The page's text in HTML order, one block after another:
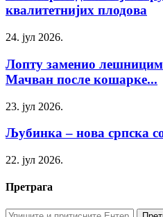
квалитетнијих плодова
24. јул 2026.
Лопту заменио
Мачван после кошарке...
23. јул 2026.
Љубинка – нова српска
22. јул 2026.
Претрага